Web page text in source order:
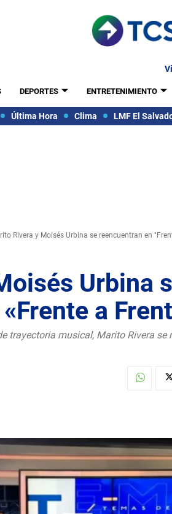
DEPORTES ENTRETENIMIENTO
Última Hora Clima LMF El
Rivera y Moisés Urbina se reencuentran en
Urbina
a
trayectoria musical, Marito Rivera se